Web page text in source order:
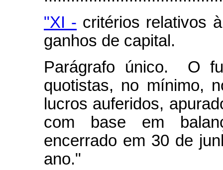
"XI - critérios relativos
ganhos de capital.
Parágrafo único. O
quotistas, no mínimo,
lucros auferidos,
com base em
encerrado em 30 de
ano."